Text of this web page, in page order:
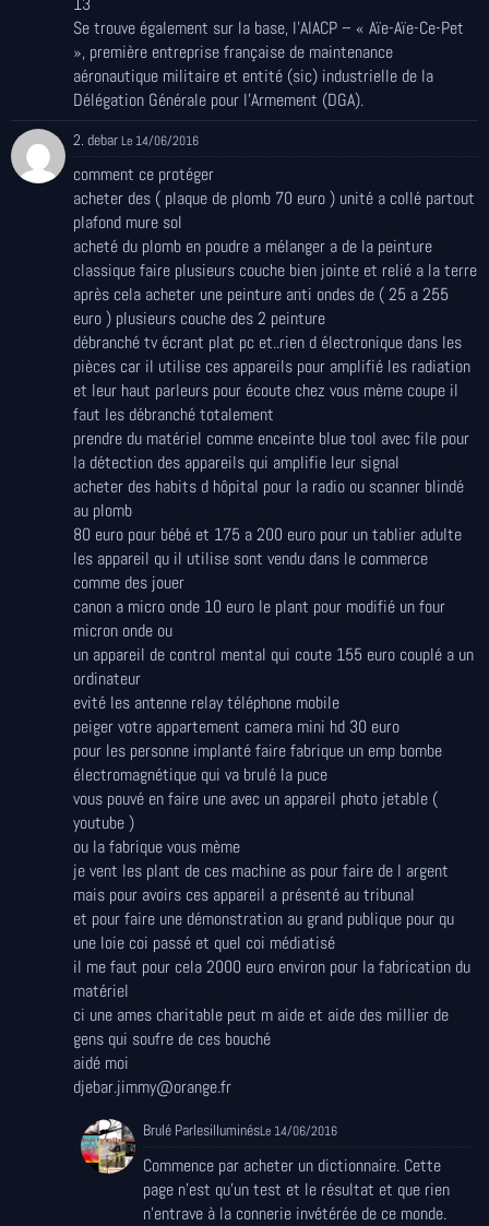
Se trouve également sur la base, l’AIACP – « Aïe-Aïe-Ce-Pet
», première entreprise française de maintenance
aéronautique militaire et entité (sic) industrielle de la
Délégation Générale pour l’Armement (DGA).
2. debar Le 14/06/2016
comment ce protéger
acheter des ( plaque de plomb 70 euro ) unité a collé partout
plafond mure sol
acheté du plomb en poudre a mélanger a de la peinture
classique faire plusieurs couche bien jointe et relié a la terre
après cela acheter une peinture anti ondes de ( 25 a 255
euro ) plusieurs couche des 2 peinture
débranché tv écrant plat pc et..rien d électronique dans les
pièces car il utilise ces appareils pour amplifié les radiation
et leur haut parleurs pour écoute chez vous mème coupe il
faut les débranché totalement
prendre du matériel comme enceinte blue tool avec file pour
la détection des appareils qui amplifie leur signal
acheter des habits d hôpital pour la radio ou scanner blindé
au plomb
80 euro pour bébé et 175 a 200 euro pour un tablier adulte
les appareil qu il utilise sont vendu dans le commerce
comme des jouer
canon a micro onde 10 euro le plant pour modifié un four
micron onde ou
un appareil de control mental qui coute 155 euro couplé a un
ordinateur
evité les antenne relay téléphone mobile
peiger votre appartement camera mini hd 30 euro
pour les personne implanté faire fabrique un emp bombe
électromagnétique qui va brulé la puce
vous pouvé en faire une avec un appareil photo jetable (
youtube )
ou la fabrique vous mème
je vent les plant de ces machine as pour faire de l argent
mais pour avoirs ces appareil a présenté au tribunal
et pour faire une démonstration au grand publique pour qu
une loie coi passé et quel coi médiatisé
il me faut pour cela 2000 euro environ pour la fabrication du
matériel
ci une ames charitable peut m aide et aide des millier de
gens qui soufre de ces bouché
aidé moi
djebar.jimmy@orange.fr
Brulé ParlesilluminésLe 14/06/2016
Commence par acheter un dictionnaire. Cette
page n'est qu'un test et le résultat et que rien
n'entrave à la connerie invétérée de ce monde.